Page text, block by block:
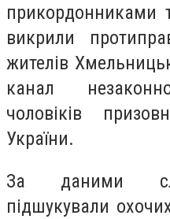
прикордонниками
викрили
жителів
канал
чоловіків
України.
За даними
підшукували